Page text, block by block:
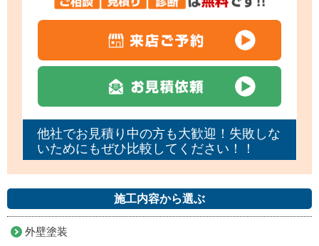
他社でお見積り中の方も大歓迎！失敗しな
いためにもぜひ比較してください！！
施工内容から選ぶ
外壁塗装